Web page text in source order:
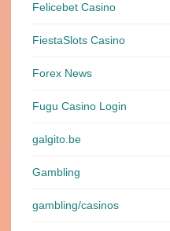
Felicebet Casino
FiestaSlots Casino
Forex News
Fugu Casino Login
galgito.be
Gambling
gambling/casinos